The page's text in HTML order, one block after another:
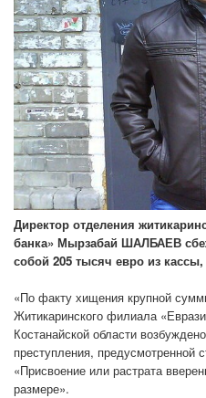
Директор отделения
банка» Мырзабай ШАЛБАЕВ
собой 205 тысяч евро из кассы,
«По факту хищения крупной
Житикаринского филиала
Костанайской области
преступления, предусмотренной
«Присвоение или растрата
размере».